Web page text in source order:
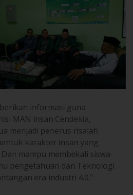
informasi guna
MAN insan Cendekia,
menjadi penerus risalah
karakter insan yang
mampu membekali siswa-
pengetahuan dan Teknologi
era industri 4.0.”
maksut dan tujuanya